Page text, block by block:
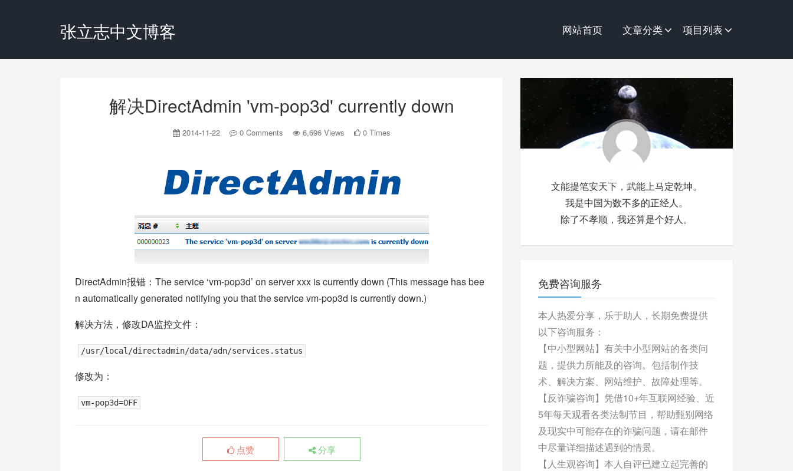
张立志中文博客 网站首页 文章分类 项目列表
解决DirectAdmin 'vm-pop3d' currently down
2014-11-22 0 Comments 6,696 Views 0 Times
DirectAdmin报错：The service ‘vm-pop3d’ on server xxx is currently down (This message has bee
n automatically generated notifying you that the service vm-pop3d is currently down.)
解决方法，修改DA监控文件：
/usr/local/directadmin/data/adn/services.status
修改为：
vm-pop3d=OFF
点赞 分享
文能提笔安天下，武能上马定乾坤。
我是中国为数不多的正经人。
除了不孝顺，我还算是个好人。
免费咨询服务
本人热爱分享，乐于助人，长期免费提供
以下咨询服务：
【中小型网站】有关中小型网站的各类问
题，提供力所能及的咨询。包括制作技
术、解决方案、网站维护、故障处理等。
【反诈骗咨询】凭借10+年互联网经验、近
5年每天观看各类法制节目，帮助甄别网络
及现实中可能存在的诈骗问题，请在邮件
中尽量详细描述遇到的情景。
【人生观咨询】本人自评已建立起完善的